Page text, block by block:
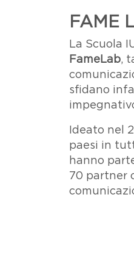
FAME
La Scuola
FameLab,
sfidano
Ideato nel
paesi in
hanno
70 partner